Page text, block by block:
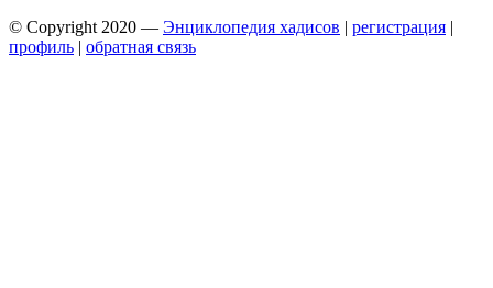
© Copyright 2020 — Энциклопедия хадисов | регистрация |
профиль | обратная связь